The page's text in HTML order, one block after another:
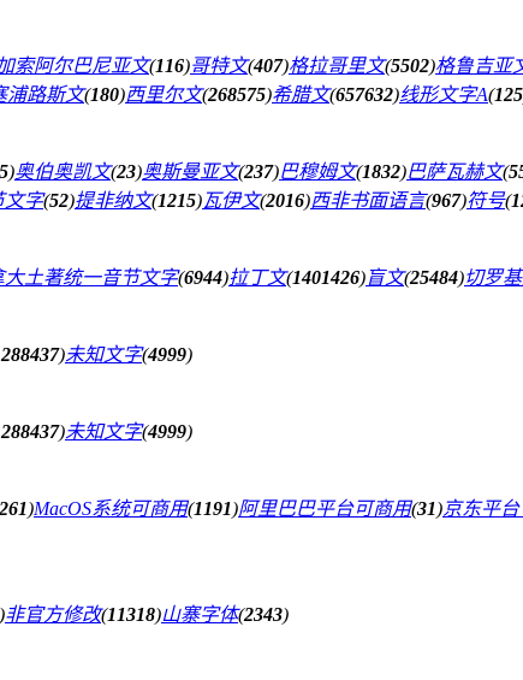
索阿尔巴尼亚文(116)哥特文(407)格拉哥里文(5502)格鲁吉亚
浦路斯文(180)西里尔文(268575)希腊文(657632)线形文字A(125
)奥伯奥凯文(23)奥斯曼亚文(237)巴穆姆文(1832)巴萨瓦赫文(
文字(52)提非纳文(1215)瓦伊文(2016)西非书面语言(967)符号(
大土著统一音节文字(6944)拉丁文(1401426)盲文(25484)切罗
)未知文字(4999)
)未知文字(4999)
)MacOS系统可商用(1191)阿里巴巴平台可商用(31)京东平
)非官方修改(11318)山寨字体(2343)